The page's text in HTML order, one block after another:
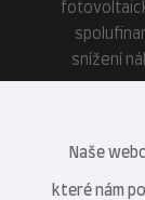
snížení
Naše
které nám